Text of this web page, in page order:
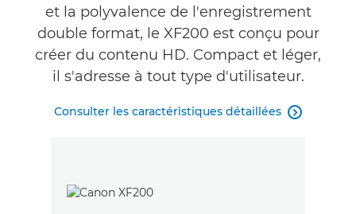
et la polyvalence de l'enregistrement
double format, le XF200 est conçu pour
créer du contenu HD. Compact et léger,
il s'adresse à tout type d'utilisateur.
Consulter les caractéristiques détaillées 